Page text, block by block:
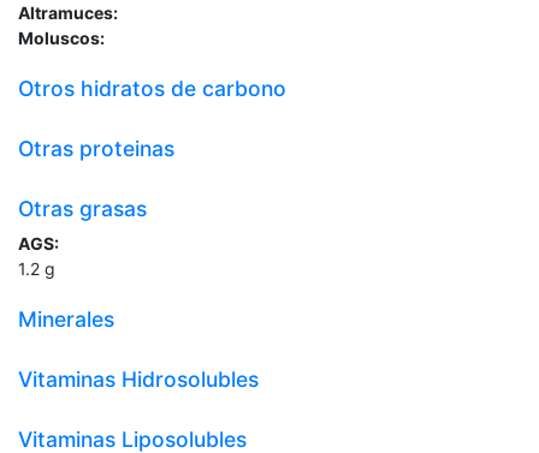
Altramuces:
Moluscos:
Otros hidratos de carbono
Otras proteinas
Otras grasas
AGS:
1.2 g
Minerales
Vitaminas Hidrosolubles
Vitaminas Liposolubles